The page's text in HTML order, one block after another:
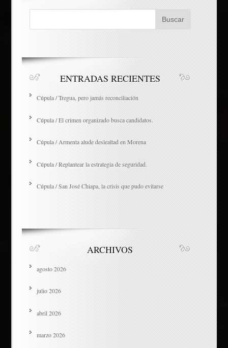
ENTRADAS RECIENTES
Cúpula / Tregua, pero jamás reconciliación
Cúpula / El crimen organizado busca candidatos.
Cúpula / Armenta alude deslealtad en Morena
Cúpula / Replantear la estrategia de seguridad.
Cúpula / San José Chiapa, la crisis que pudo evitarse
ARCHIVOS
agosto 2026
julio 2026
abril 2026
marzo 2026